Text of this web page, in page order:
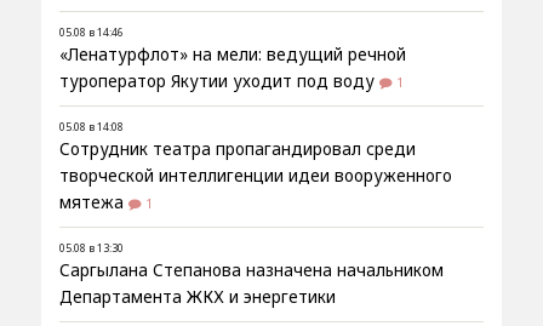
05.08 в 14:46
«Ленатурфлот» на мели: ведущий речной
туроператор Якутии уходит под воду
1
05.08 в 14:08
Сотрудник театра пропагандировал среди
творческой интеллигенции идеи вооруженного
мятежа
1
05.08 в 13:30
Саргылана Степанова назначена начальником
Департамента ЖКХ и энергетики